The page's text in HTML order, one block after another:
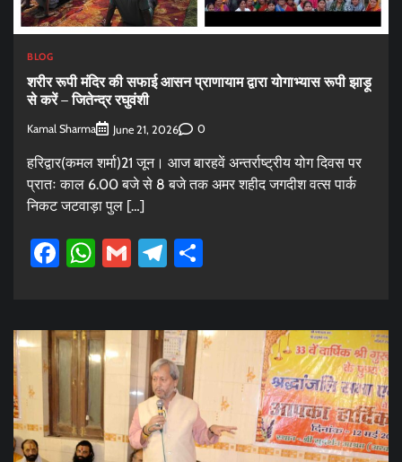
BLOG
शरीर रूपी मंदिर की सफाई आसन प्राणायाम द्वारा योगाभ्यास रूपी झाड़ू
से करें – जितेन्द्र रघुवंशी
Kamal Sharma June 21, 2026 0
हरिद्वार(कमल शर्मा)21 जून। आज बारहवें अन्तर्राष्ट्रीय योग दिवस पर
प्रातः काल 6.00 बजे से 8 बजे तक अमर शहीद जगदीश वत्स पार्क
निकट जटवाड़ा पुल […]
Facebook
WhatsApp
GmailTelegram